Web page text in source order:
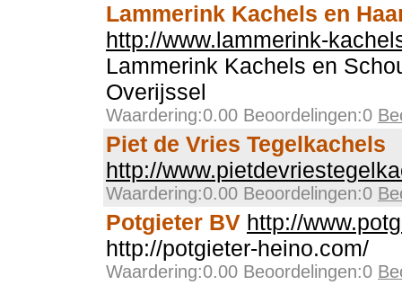
Lammerink Kachels en
http://www.lammerink-
Lammerink Kachels en
Overijssel
Waardering:0.00 Beoordelingen:0
Piet de Vries Tegelkachels
http://
Waardering:0.00 Beoordelingen:0
Potgieter BV http://
http://potgieter-heino.com/
Waardering:0.00 Beoordelingen:0